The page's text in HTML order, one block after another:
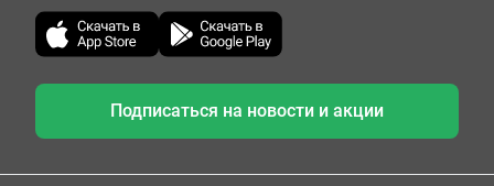
Подписаться на новости и акции